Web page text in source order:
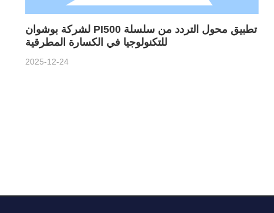
تطبيق محول التردد من سلسلة PI500 لشركة بوشوان
للتكنولوجيا في الكسارة المطرقية
2025-12-24